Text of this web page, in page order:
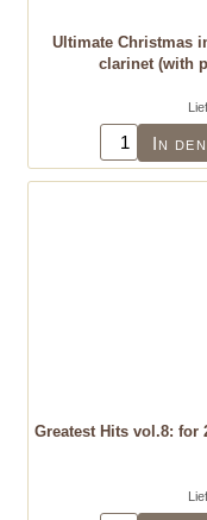
Ultimate Christmas
clarinet (with
In
Greatest Hits vol.8: